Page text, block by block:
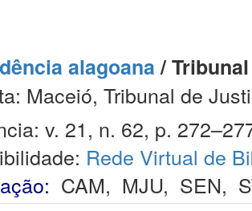
alagoana/
Maceió, Tribunal de
v. 21, n. 62, p.
Rede Virtual de
CAM, MJU, SEN,